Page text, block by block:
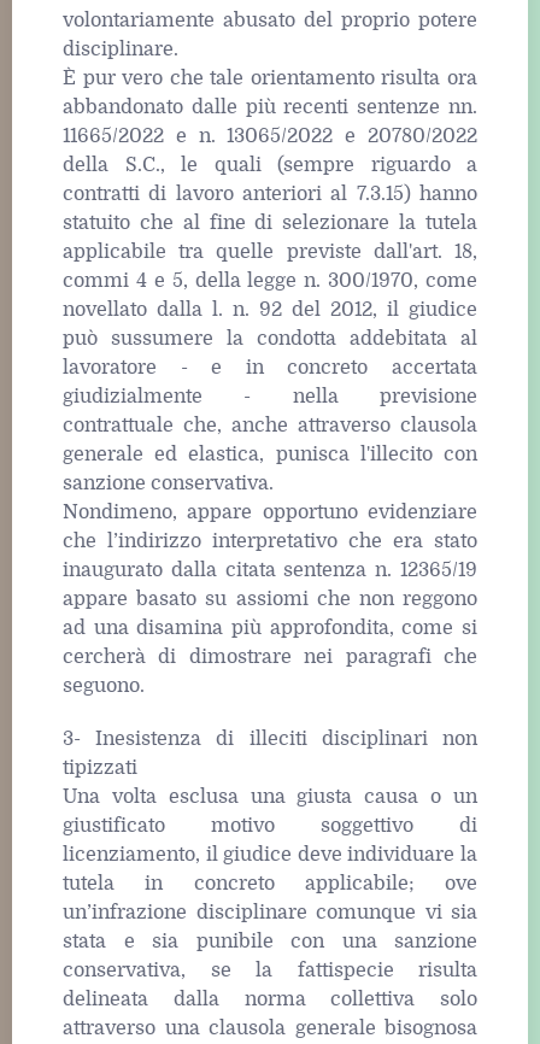
volontariamente abusato del proprio potere
disciplinare.
È pur vero che tale orientamento risulta ora
abbandonato dalle più recenti sentenze nn.
11665/2022 e n. 13065/2022 e 20780/2022
della S.C., le quali (sempre riguardo a
contratti di lavoro anteriori al 7.3.15) hanno
statuito che al fine di selezionare la tutela
applicabile tra quelle previste dall'art. 18,
commi 4 e 5, della legge n. 300/1970, come
novellato dalla l. n. 92 del 2012, il giudice
può sussumere la condotta addebitata al
lavoratore - e in concreto accertata
giudizialmente - nella previsione
contrattuale che, anche attraverso clausola
generale ed elastica, punisca l'illecito con
sanzione conservativa.
Nondimeno, appare opportuno evidenziare
che l’indirizzo interpretativo che era stato
inaugurato dalla citata sentenza n. 12365/19
appare basato su assiomi che non reggono
ad una disamina più approfondita, come si
cercherà di dimostrare nei paragrafi che
seguono.
3- Inesistenza di illeciti disciplinari non
tipizzati
Una volta esclusa una giusta causa o un
giustificato motivo soggettivo di
licenziamento, il giudice deve individuare la
tutela in concreto applicabile; ove
un’infrazione disciplinare comunque vi sia
stata e sia punibile con una sanzione
conservativa, se la fattispecie risulta
delineata dalla norma collettiva solo
attraverso una clausola generale bisognosa